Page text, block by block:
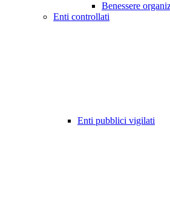
Benessere
Enti controllati
Enti pubblici vigilati